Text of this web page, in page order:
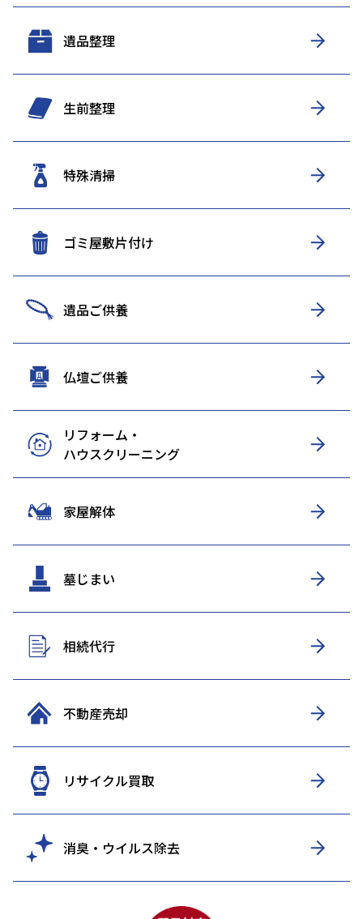
遺品整理
生前整理
特殊清掃
ゴミ屋敷片付け
遺品ご供養
仏壇ご供養
リフォーム・
ハウスクリーニング
家屋解体
墓じまい
相続代行
不動産売却
リサイクル買取
消臭・ウイルス除去